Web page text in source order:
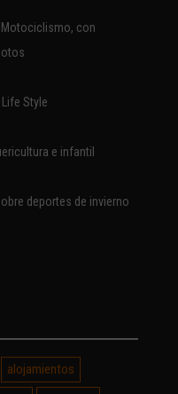
con
Style
e infantil
deportes de invierno
alojamientos